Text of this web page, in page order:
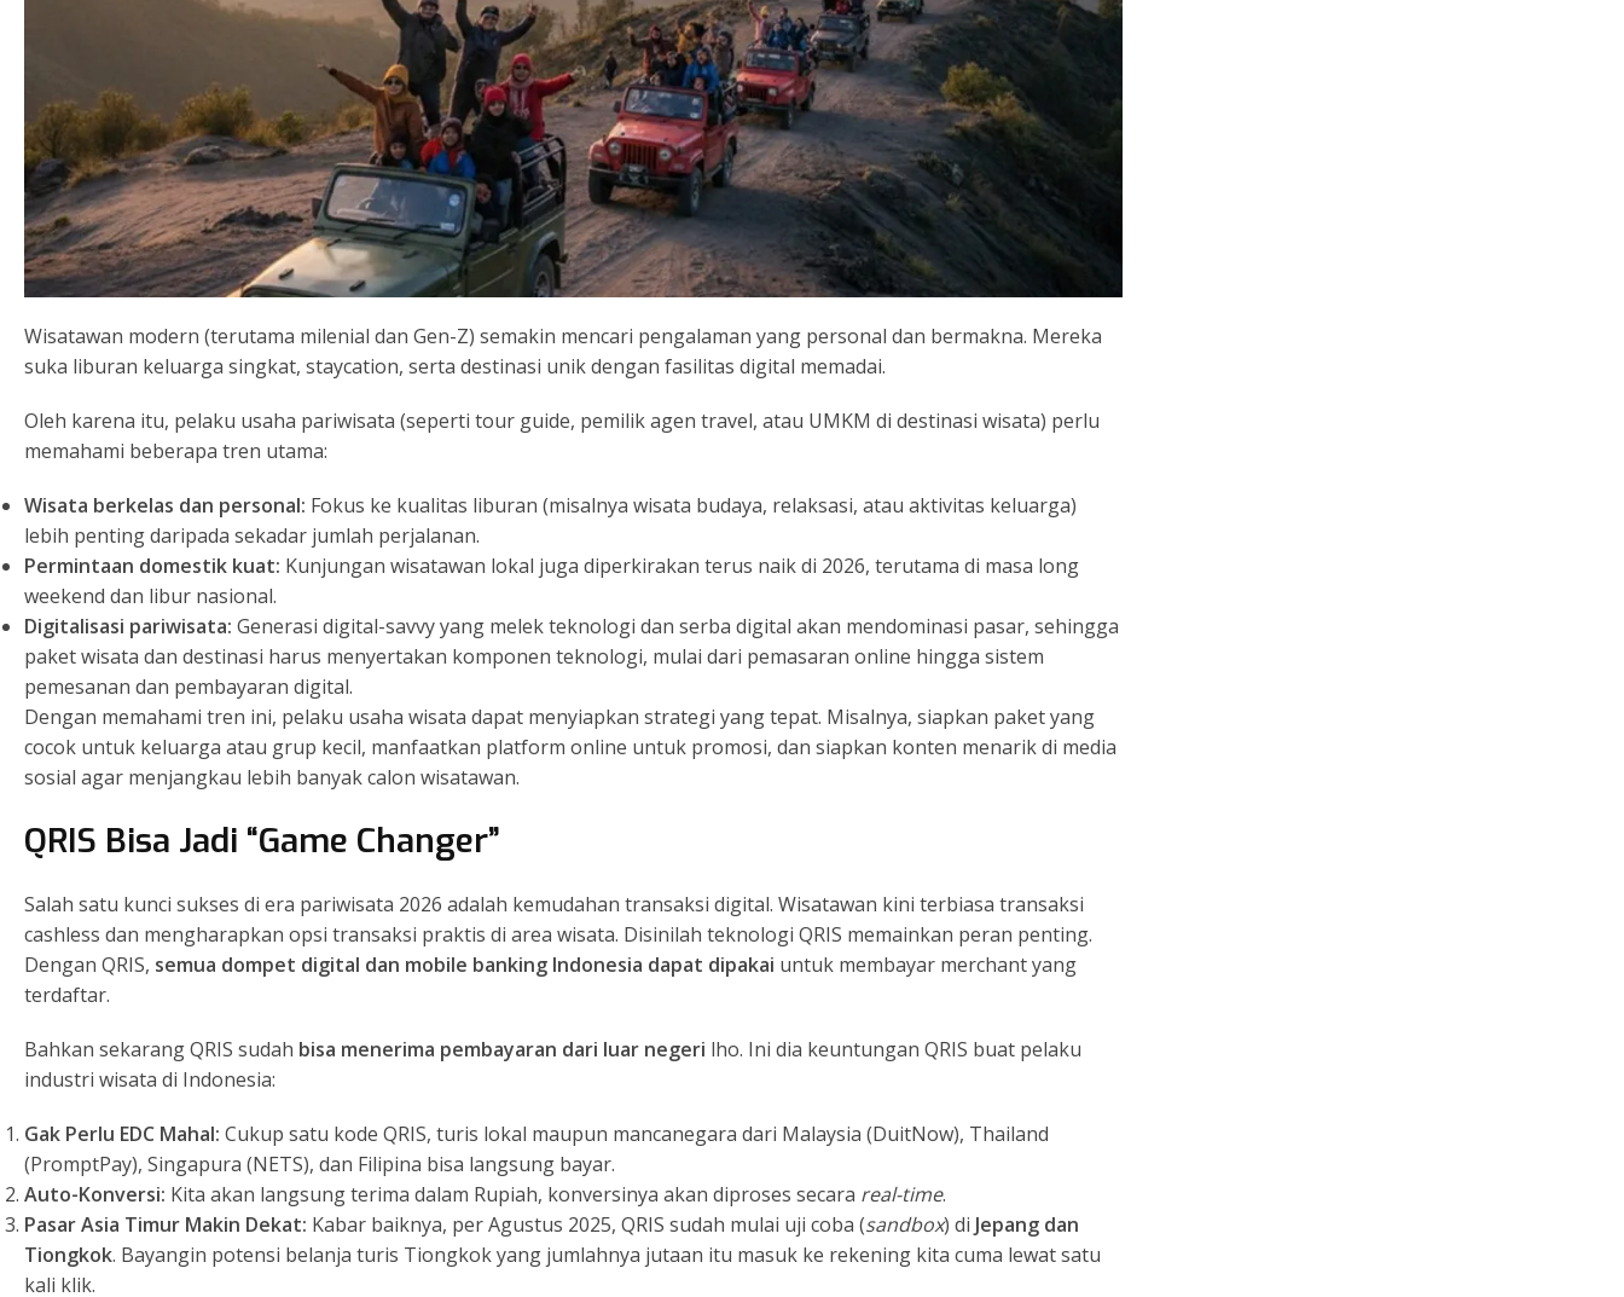
Wisatawan modern (terutama milenial dan Gen-Z) semakin mencari pengalaman yang personal dan bermakna. Mereka
suka liburan keluarga singkat, staycation, serta destinasi unik dengan fasilitas digital memadai.
Oleh karena itu, pelaku usaha pariwisata (seperti tour guide, pemilik agen travel, atau UMKM di destinasi wisata) perlu
memahami beberapa tren utama:
Wisata berkelas dan personal: Fokus ke kualitas liburan (misalnya wisata budaya, relaksasi, atau aktivitas keluarga)
lebih penting daripada sekadar jumlah perjalanan.
Permintaan domestik kuat: Kunjungan wisatawan lokal juga diperkirakan terus naik di 2026, terutama di masa long
weekend dan libur nasional.
Digitalisasi pariwisata: Generasi digital-savvy yang melek teknologi dan serba digital akan mendominasi pasar, sehingga
paket wisata dan destinasi harus menyertakan komponen teknologi, mulai dari pemasaran online hingga sistem
pemesanan dan pembayaran digital.
Dengan memahami tren ini, pelaku usaha wisata dapat menyiapkan strategi yang tepat. Misalnya, siapkan paket yang
cocok untuk keluarga atau grup kecil, manfaatkan platform online untuk promosi, dan siapkan konten menarik di media
sosial agar menjangkau lebih banyak calon wisatawan.
QRIS Bisa Jadi “Game Changer”
Salah satu kunci sukses di era pariwisata 2026 adalah kemudahan transaksi digital. Wisatawan kini terbiasa transaksi
cashless dan mengharapkan opsi transaksi praktis di area wisata. Disinilah teknologi QRIS memainkan peran penting.
Dengan QRIS, semua dompet digital dan mobile banking Indonesia dapat dipakai untuk membayar merchant yang
terdaftar.
Bahkan sekarang QRIS sudah bisa menerima pembayaran dari luar negeri lho. Ini dia keuntungan QRIS buat pelaku
industri wisata di Indonesia:
Gak Perlu EDC Mahal: Cukup satu kode QRIS, turis lokal maupun mancanegara dari Malaysia (DuitNow), Thailand
(PromptPay), Singapura (NETS), dan Filipina bisa langsung bayar.
Auto-Konversi: Kita akan langsung terima dalam Rupiah, konversinya akan diproses secara real-time.
Pasar Asia Timur Makin Dekat: Kabar baiknya, per Agustus 2025, QRIS sudah mulai uji coba (sandbox) di Jepang dan
Tiongkok. Bayangin potensi belanja turis Tiongkok yang jumlahnya jutaan itu masuk ke rekening kita cuma lewat satu
kali klik.